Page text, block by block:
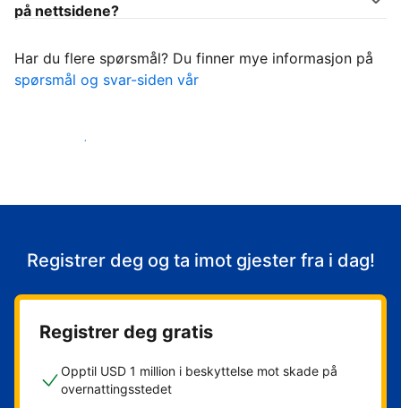
på nettsidene?
Har du flere spørsmål? Du finner mye informasjon på
spørsmål og svar-siden vår
Ta imot gjestene
Registrer deg og ta imot gjester fra i dag!
Registrer deg gratis
Opptil USD 1 million i beskyttelse mot skade på
overnattingsstedet